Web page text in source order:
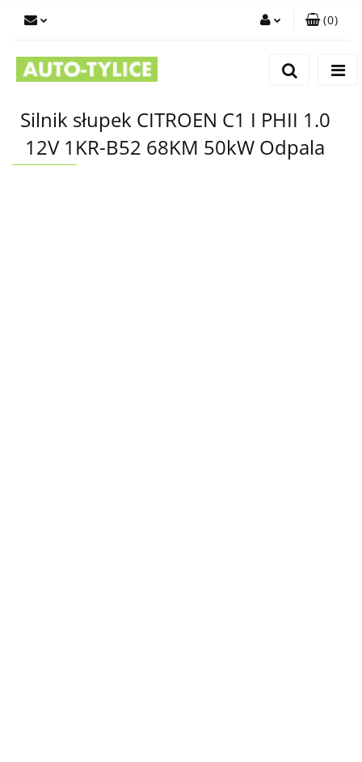
Dodaj zgłoszenie
(0)
Silnik słupek CITROEN C1 I PHII 1.0
12V 1KR-B52 68KM 50kW Odpala